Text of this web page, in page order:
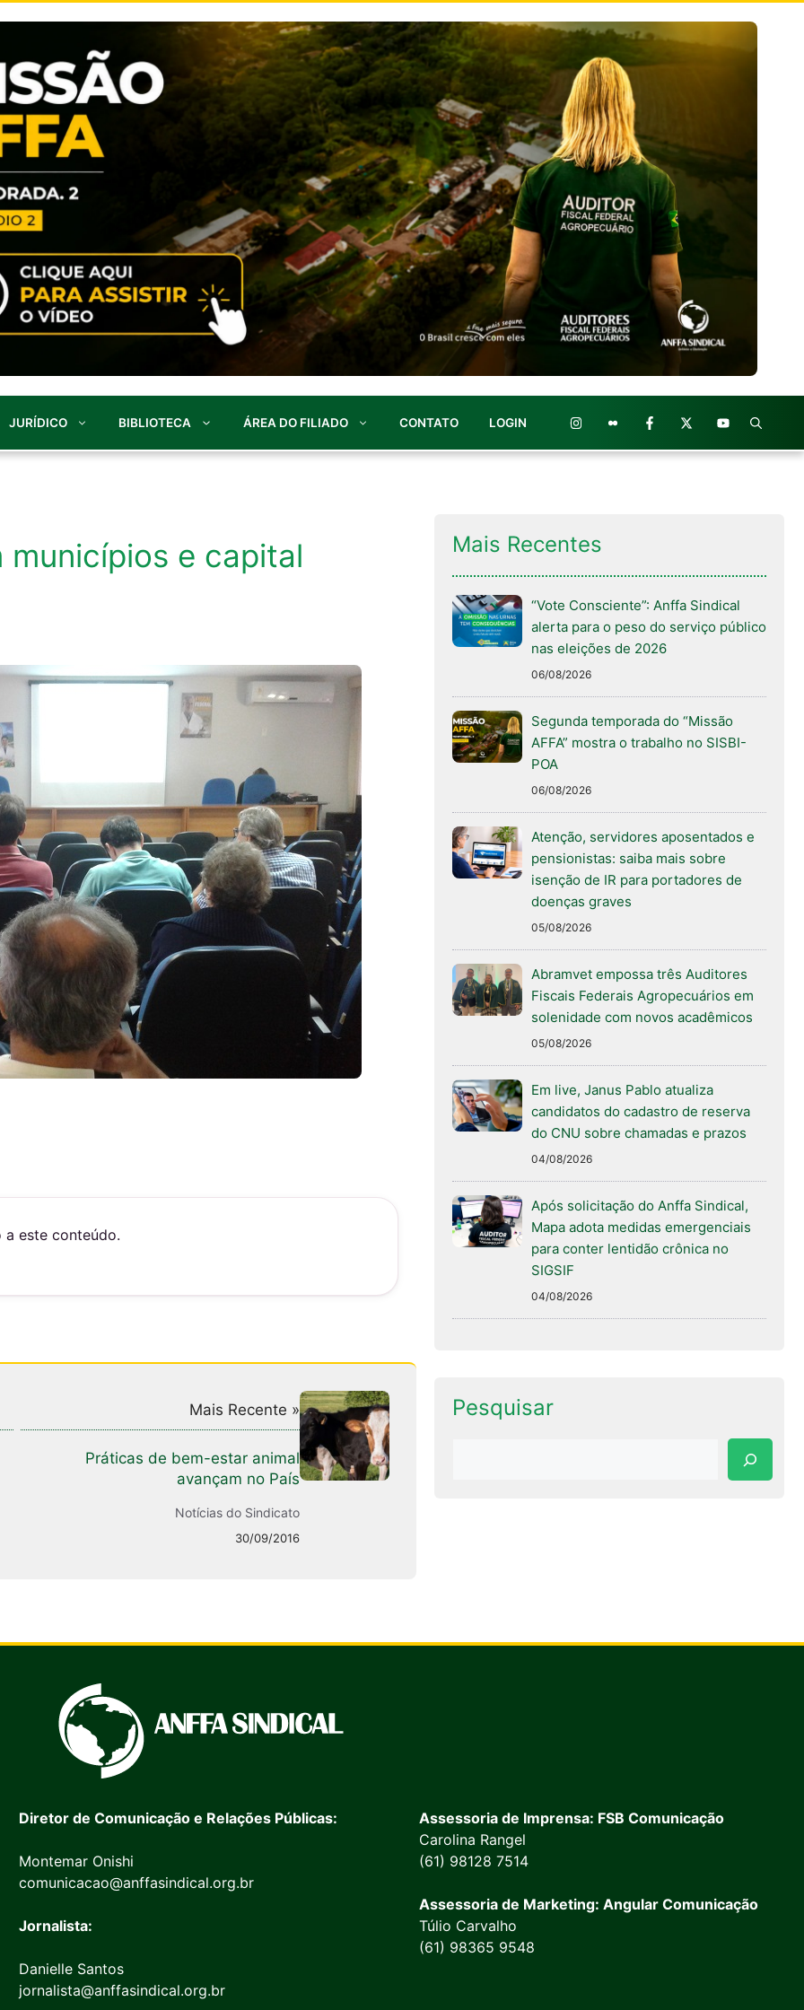
JURÍDICO BIBLIOTECA ÁREA DO FILIADO CONTATO LOGIN
municípios e capital
este conteúdo.
Mais Recente »
Práticas de bem-estar animal
avançam no País
Notícias do Sindicato
30/09/2016
Mais Recentes
“Vote Consciente”: Anffa Sindical
alerta para o peso do serviço público
nas eleições de 2026
06/08/2026
Segunda temporada do “Missão
AFFA” mostra o trabalho no SISBI-
POA
06/08/2026
Atenção, servidores aposentados e
pensionistas: saiba mais sobre
isenção de IR para portadores de
doenças graves
05/08/2026
Abramvet empossa três Auditores
Fiscais Federais Agropecuários em
solenidade com novos acadêmicos
05/08/2026
Em live, Janus Pablo atualiza
candidatos do cadastro de reserva
do CNU sobre chamadas e prazos
04/08/2026
Após solicitação do Anffa Sindical,
Mapa adota medidas emergenciais
para conter lentidão crônica no
SIGSIF
04/08/2026
Pesquisar
Diretor de Comunicação e Relações Públicas:
Montemar Onishi
comunicacao@anffasindical.org.br
Jornalista:
Danielle Santos
jornalista@anffasindical.org.br
Assessoria de Imprensa: FSB Comunicação
Carolina Rangel
(61) 98128 7514
Assessoria de Marketing: Angular Comunicação
Túlio Carvalho
(61) 98365 9548